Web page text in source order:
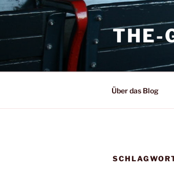
Zum
Inhalt
THE-
Über das Blog